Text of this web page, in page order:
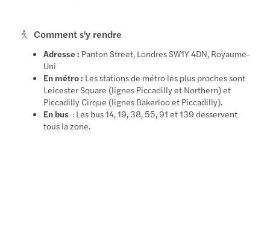
Comment s'y rendre
Adresse : Panton Street, Londres SW1Y 4DN, Royaume-
Uni
En métro : Les stations de métro les plus proches sont
Leicester Square (lignes Piccadilly et Northern) et
Piccadilly Cirque (lignes Bakerloo et Piccadilly).
En bus : Les bus 14, 19, 38, 55, 91 et 139 desservent
tous la zone.